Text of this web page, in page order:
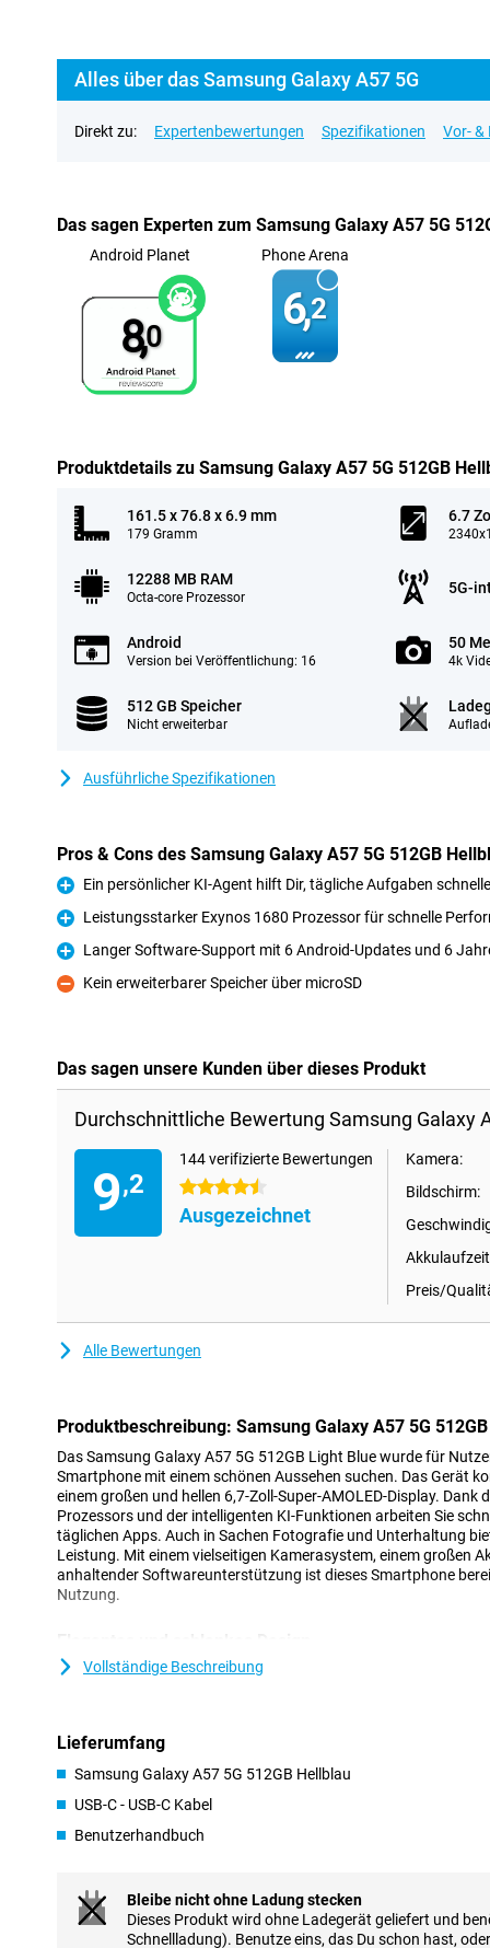
Alles über das Samsung Galaxy A57 5G
Direkt zu: Expertenbewertungen Spezifikationen Vor- &
Das sagen Experten zum Samsung Galaxy A57 5G
Android Planet
8,0
Phone Arena
6,2
Produktdetails zu Samsung Galaxy A57 5G 512GB
161.5 x 76.8 x 6.9 mm
179 Gramm
6.7 Zoll
12288 MB RAM
Octa-core Prozessor
5G-
Android
Version bei Veröffentlichung: 16
50
4k
512 GB Speicher
Nicht erweiterbar
Ausführliche Spezifikationen
Pros & Cons des Samsung Galaxy A57 5G 512GB
Pro
Ein persönlicher KI-Agent hilft Dir, tägliche Aufgaben
Pro
Leistungsstarker Exynos 1680 Prozessor für schnelle
Pro
Langer Software-Support mit 6 Android-Updates und 6
Kontra
Kein erweiterbarer Speicher über microSD
Das sagen unsere Kunden über dieses Produkt
Durchschnittliche Bewertung Samsung Galaxy
9,2
144 verifizierte Bewertungen
4.5 Sterne
Ausgezeichnet
Kamera:
Bildschirm:
Preis/
Alle Bewertungen
Produktbeschreibung: Samsung Galaxy A57 5G
Das Samsung Galaxy A57 5G 512GB Light Blue wurde für
Smartphone mit einem schönen Aussehen suchen. Das Gerät
einem großen und hellen 6,7-Zoll-Super-AMOLED-Display.
Prozessors und der intelligenten KI-Funktionen arbeiten Sie
täglichen Apps. Auch in Sachen Fotografie und Unterhaltung
Leistung. Mit einem vielseitigen Kamerasystem, einem großen
anhaltender Softwareunterstützung ist dieses Smartphone
Nutzung.
Das Samsung Galaxy A57 5G hat ein modernes und
Kameras sind in das neu gestaltete Ambient Island Design
das Design einfügen und für einen eleganten und
Premium-Funktionen. Wenn Sie ein Gerät aus der gleichen Serie
suchen, ist das Samsung Galaxy A37 eine interessante
Das Samsung Galaxy A57 5G 512GB Light Blue bietet Ihnen
Ihnen Ihre täglichen Aufgaben erleichtern. Sie können einen
Vollständige Beschreibung
Lieferumfang
Samsung Galaxy A57 5G 512GB Hellblau
USB-C - USB-C Kabel
Benutzerhandbuch
Bleibe nicht ohne Ladung stecken
Dieses Produkt wird ohne Ladegerät geliefert und
Schnellladung). Benutze eins, das Du schon hast, oder